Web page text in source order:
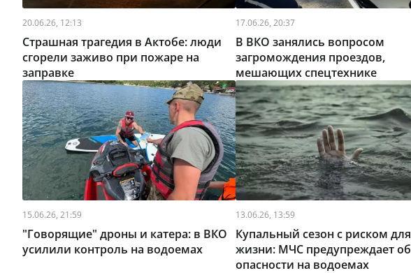
20.06.26, 12:13
Страшная трагедия в Актобе: люди
сгорели заживо при пожаре на
заправке
17.06.26, 20:37
В ВКО занялись вопросом
загромождения проездов,
мешающих спецтехнике
15.06.26, 21:59
"Говорящие" дроны и катера: в ВКО
усилили контроль на водоемах
13.06.26, 13:59
Купальный сезон с риском для
жизни: МЧС предупреждает об
опасности на водоемах